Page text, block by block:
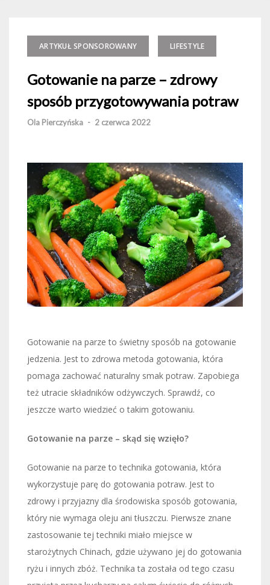
ARTYKUŁ SPONSOROWANY LIFESTYLE
Gotowanie na parze – zdrowy
sposób przygotowywania potraw
Ola Pierczyńska - 2 czerwca 2022
Gotowanie na parze to świetny sposób na gotowanie
jedzenia. Jest to zdrowa metoda gotowania, która
pomaga zachować naturalny smak potraw. Zapobiega
też utracie składników odżywczych. Sprawdź, co
jeszcze warto wiedzieć o takim gotowaniu.
Gotowanie na parze – skąd się wzięło?
Gotowanie na parze to technika gotowania, która
wykorzystuje parę do gotowania potraw. Jest to
zdrowy i przyjazny dla środowiska sposób gotowania,
który nie wymaga oleju ani tłuszczu. Pierwsze znane
zastosowanie tej techniki miało miejsce w
starożytnych Chinach, gdzie używano jej do gotowania
ryżu i innych zbóż. Technika ta została od tego czasu